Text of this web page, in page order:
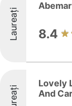
Laureați
Abemar
8.4
Lovely
And